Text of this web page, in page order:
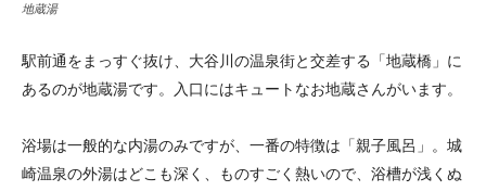
地蔵湯
駅前通をまっすぐ抜け、大谷川の温泉街と交差する「地蔵橋」に
あるのが地蔵湯です。入口にはキュートなお地蔵さんがいます。
浴場は一般的な内湯のみですが、一番の特徴は「親子風呂」。城
崎温泉の外湯はどこも深く、ものすごく熱いので、浴槽が浅くぬ